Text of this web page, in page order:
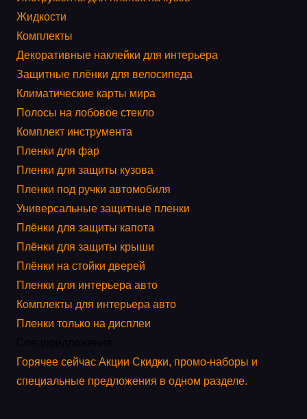
Жидкости
Комплекты
Декоративные наклейки для интерьера
Защитные плёнки для велосипеда
Климатические карты мира
Полосы на лобовое стекло
Комплект инструмента
Пленки для фар
Пленки для защиты кузова
Пленки под ручки автомобиля
Универсальные защитные пленки
Плёнки для защиты капота
Плёнки для защиты крыши
Плёнки на стойки дверей
Пленки для интерьера авто
Комплекты для интерьера авто
Пленки только на дисплеи
Горячее сейчас Акции Скидки, промо-наборы и
специальные предложения в одном разделе.